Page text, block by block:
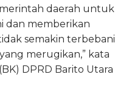
daerah untuk
dan memberikan
semakin terbebani
merugikan,” kata
DPRD Barito Utara